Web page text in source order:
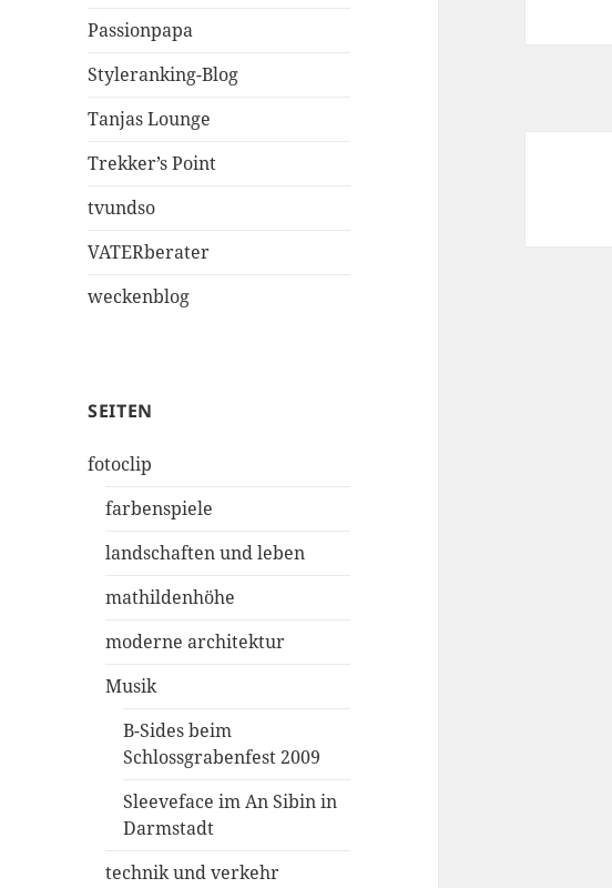
Passionpapa
Styleranking-Blog
Tanjas Lounge
Trekker’s Point
tvundso
VATERberater
weckenblog
SEITEN
fotoclip
farbenspiele
landschaften und leben
mathildenhöhe
moderne architektur
Musik
B-Sides beim
Schlossgrabenfest 2009
Sleeveface im An Sibin in
Darmstadt
technik und verkehr